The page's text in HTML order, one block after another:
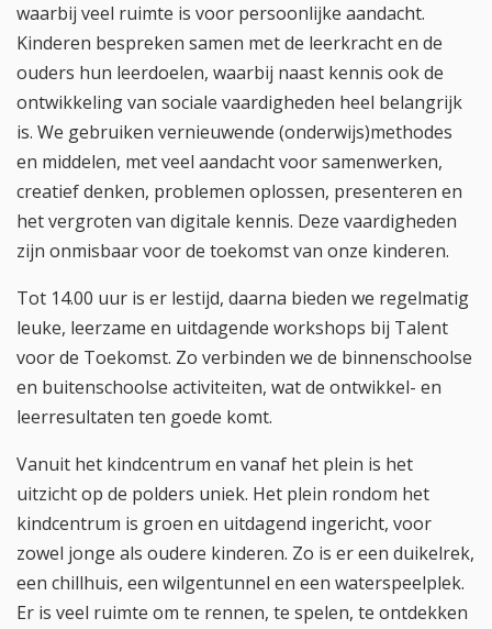
waarbij veel ruimte is voor persoonlijke aandacht.
Kinderen bespreken samen met de leerkracht en de
ouders hun leerdoelen, waarbij naast kennis ook de
ontwikkeling van sociale vaardigheden heel belangrijk
is. We gebruiken vernieuwende (onderwijs)methodes
en middelen, met veel aandacht voor samenwerken,
creatief denken, problemen oplossen, presenteren en
het vergroten van digitale kennis. Deze vaardigheden
zijn onmisbaar voor de toekomst van onze kinderen.
Tot 14.00 uur is er lestijd, daarna bieden we regelmatig
leuke, leerzame en uitdagende workshops bij Talent
voor de Toekomst. Zo verbinden we de binnenschoolse
en buitenschoolse activiteiten, wat de ontwikkel- en
leerresultaten ten goede komt.
Vanuit het kindcentrum en vanaf het plein is het
uitzicht op de polders uniek. Het plein rondom het
kindcentrum is groen en uitdagend ingericht, voor
zowel jonge als oudere kinderen. Zo is er een duikelrek,
een chillhuis, een wilgentunnel en een waterspeelplek.
Er is veel ruimte om te rennen, te spelen, te ontdekken